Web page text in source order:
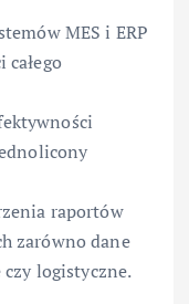
MES i ERP
raportów
zarówno dane
logistyczne.